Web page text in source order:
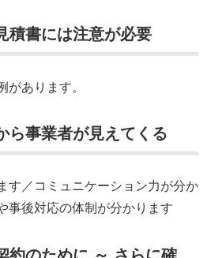
積書には注意が必要
があります。
ら事業者が見えてくる
す／コミュニケーション力が分か
事後対応の体制が分かります
約のために ～ さらに確